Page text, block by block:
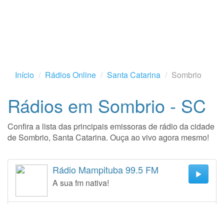
Início Rádios Online Santa Catarina Sombrio
Rádios em Sombrio - SC
Confira a lista das principais emissoras de rádio da cidade
de Sombrio, Santa Catarina. Ouça ao vivo agora mesmo!
Rádio Mampituba 99.5 FM
A sua fm nativa!